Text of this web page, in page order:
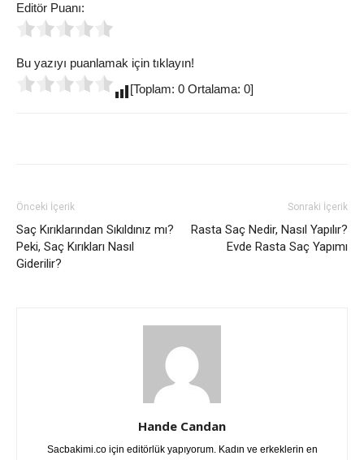
Editör Puanı:
Bu yazıyı puanlamak için tıklayın!
[Toplam: 0 Ortalama: 0]
Önceki İçerik
Saç Kırıklarından Sıkıldınız mı?
Peki, Saç Kırıkları Nasıl
Giderilir?
Sonraki İçerik
Rasta Saç Nedir, Nasıl Yapılır?
Evde Rasta Saç Yapımı
Hande Candan
Sacbakimi.co için editörlük yapıyorum. Kadın ve erkeklerin en